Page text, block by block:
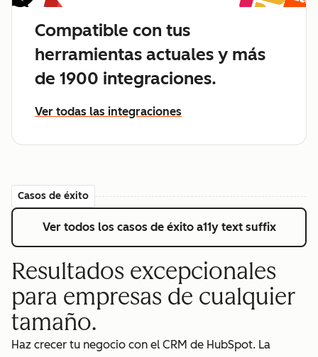
Compatible con tus
herramientas actuales y más
de 1900 integraciones.
Ver todas las integraciones
Casos de éxito
Ver todos los casos de éxito a11y text suffix
Resultados excepcionales
para empresas de cualquier
tamaño.
Haz crecer tu negocio con el CRM de HubSpot. La